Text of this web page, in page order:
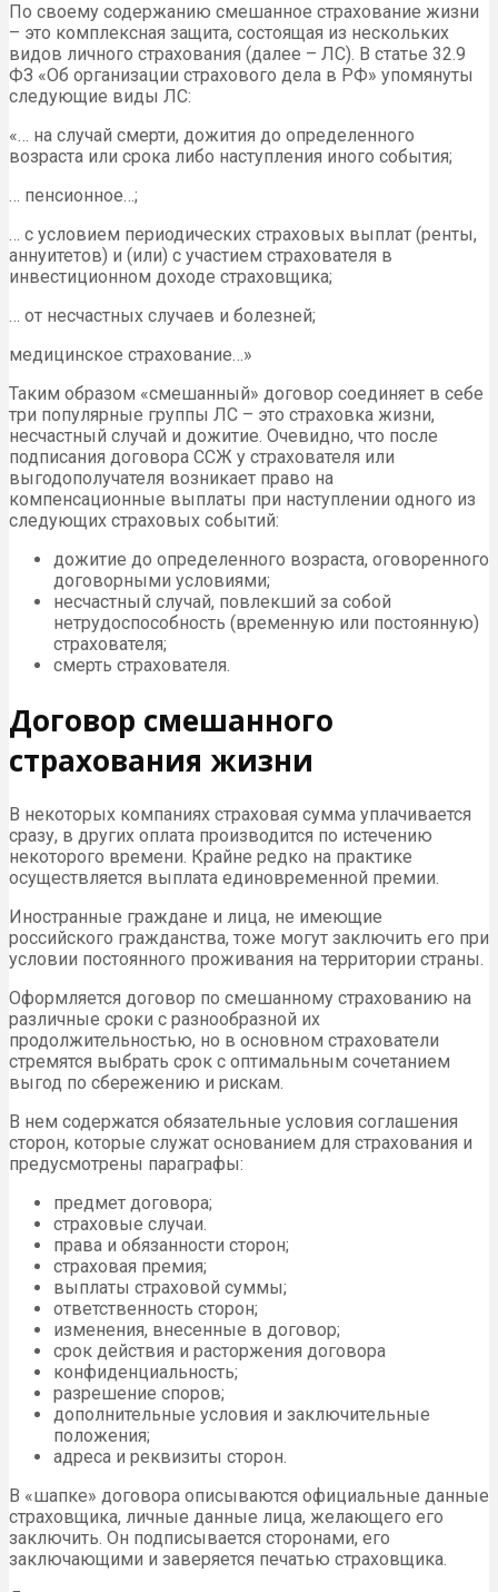
По своему содержанию смешанное страхование жизни
– это комплексная защита, состоящая из нескольких
видов личного страхования (далее – ЛС). В статье 32.9
ФЗ «Об организации страхового дела в РФ» упомянуты
следующие виды ЛС:
«… на случай смерти, дожития до определенного
возраста или срока либо наступления иного события;
… пенсионное…;
… с условием периодических страховых выплат (ренты,
аннуитетов) и (или) с участием страхователя в
инвестиционном доходе страховщика;
… от несчастных случаев и болезней;
медицинское страхование…»
Таким образом «смешанный» договор соединяет в себе
три популярные группы ЛС – это страховка жизни,
несчастный случай и дожитие. Очевидно, что после
подписания договора ССЖ у страхователя или
выгодополучателя возникает право на
компенсационные выплаты при наступлении одного из
следующих страховых событий:
дожитие до определенного возраста, оговоренного
договорными условиями;
несчастный случай, повлекший за собой
нетрудоспособность (временную или постоянную)
страхователя;
смерть страхователя.
Договор смешанного
страхования жизни
В некоторых компаниях страховая сумма уплачивается
сразу, в других оплата производится по истечению
некоторого времени. Крайне редко на практике
осуществляется выплата единовременной премии.
Иностранные граждане и лица, не имеющие
российского гражданства, тоже могут заключить его при
условии постоянного проживания на территории страны.
Оформляется договор по смешанному страхованию на
различные сроки с разнообразной их
продолжительностью, но в основном страхователи
стремятся выбрать срок с оптимальным сочетанием
выгод по сбережению и рискам.
В нем содержатся обязательные условия соглашения
сторон, которые служат основанием для страхования и
предусмотрены параграфы:
предмет договора;
страховые случаи.
права и обязанности сторон;
страховая премия;
выплаты страховой суммы;
ответственность сторон;
изменения, внесенные в договор;
срок действия и расторжения договора
конфиденциальность;
разрешение споров;
дополнительные условия и заключительные
положения;
адреса и реквизиты сторон.
В «шапке» договора описываются официальные данные
страховщика, личные данные лица, желающего его
заключить. Он подписывается сторонами, его
заключающими и заверяется печатью страховщика.